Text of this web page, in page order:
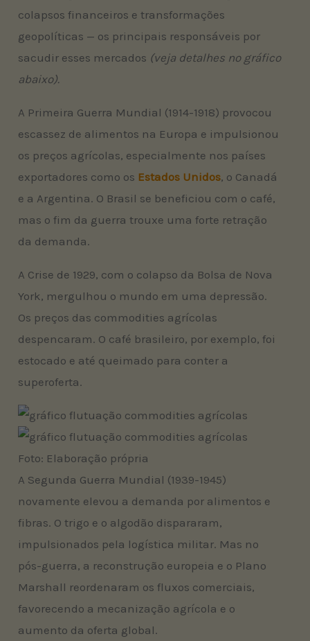
colapsos financeiros e transformações
geopolíticas — os principais responsáveis por
sacudir esses mercados (veja detalhes no gráfico
abaixo).
A Primeira Guerra Mundial (1914-1918) provocou
escassez de alimentos na Europa e impulsionou
os preços agrícolas, especialmente nos países
exportadores como os Estados Unidos, o Canadá
e a Argentina. O Brasil se beneficiou com o café,
mas o fim da guerra trouxe uma forte retração
da demanda.
A Crise de 1929, com o colapso da Bolsa de Nova
York, mergulhou o mundo em uma depressão.
Os preços das commodities agrícolas
despencaram. O café brasileiro, por exemplo, foi
estocado e até queimado para conter a
superoferta.
Foto: Elaboração própria
A Segunda Guerra Mundial (1939-1945)
novamente elevou a demanda por alimentos e
fibras. O trigo e o algodão dispararam,
impulsionados pela logística militar. Mas no
pós-guerra, a reconstrução europeia e o Plano
Marshall reordenaram os fluxos comerciais,
favorecendo a mecanização agrícola e o
aumento da oferta global.